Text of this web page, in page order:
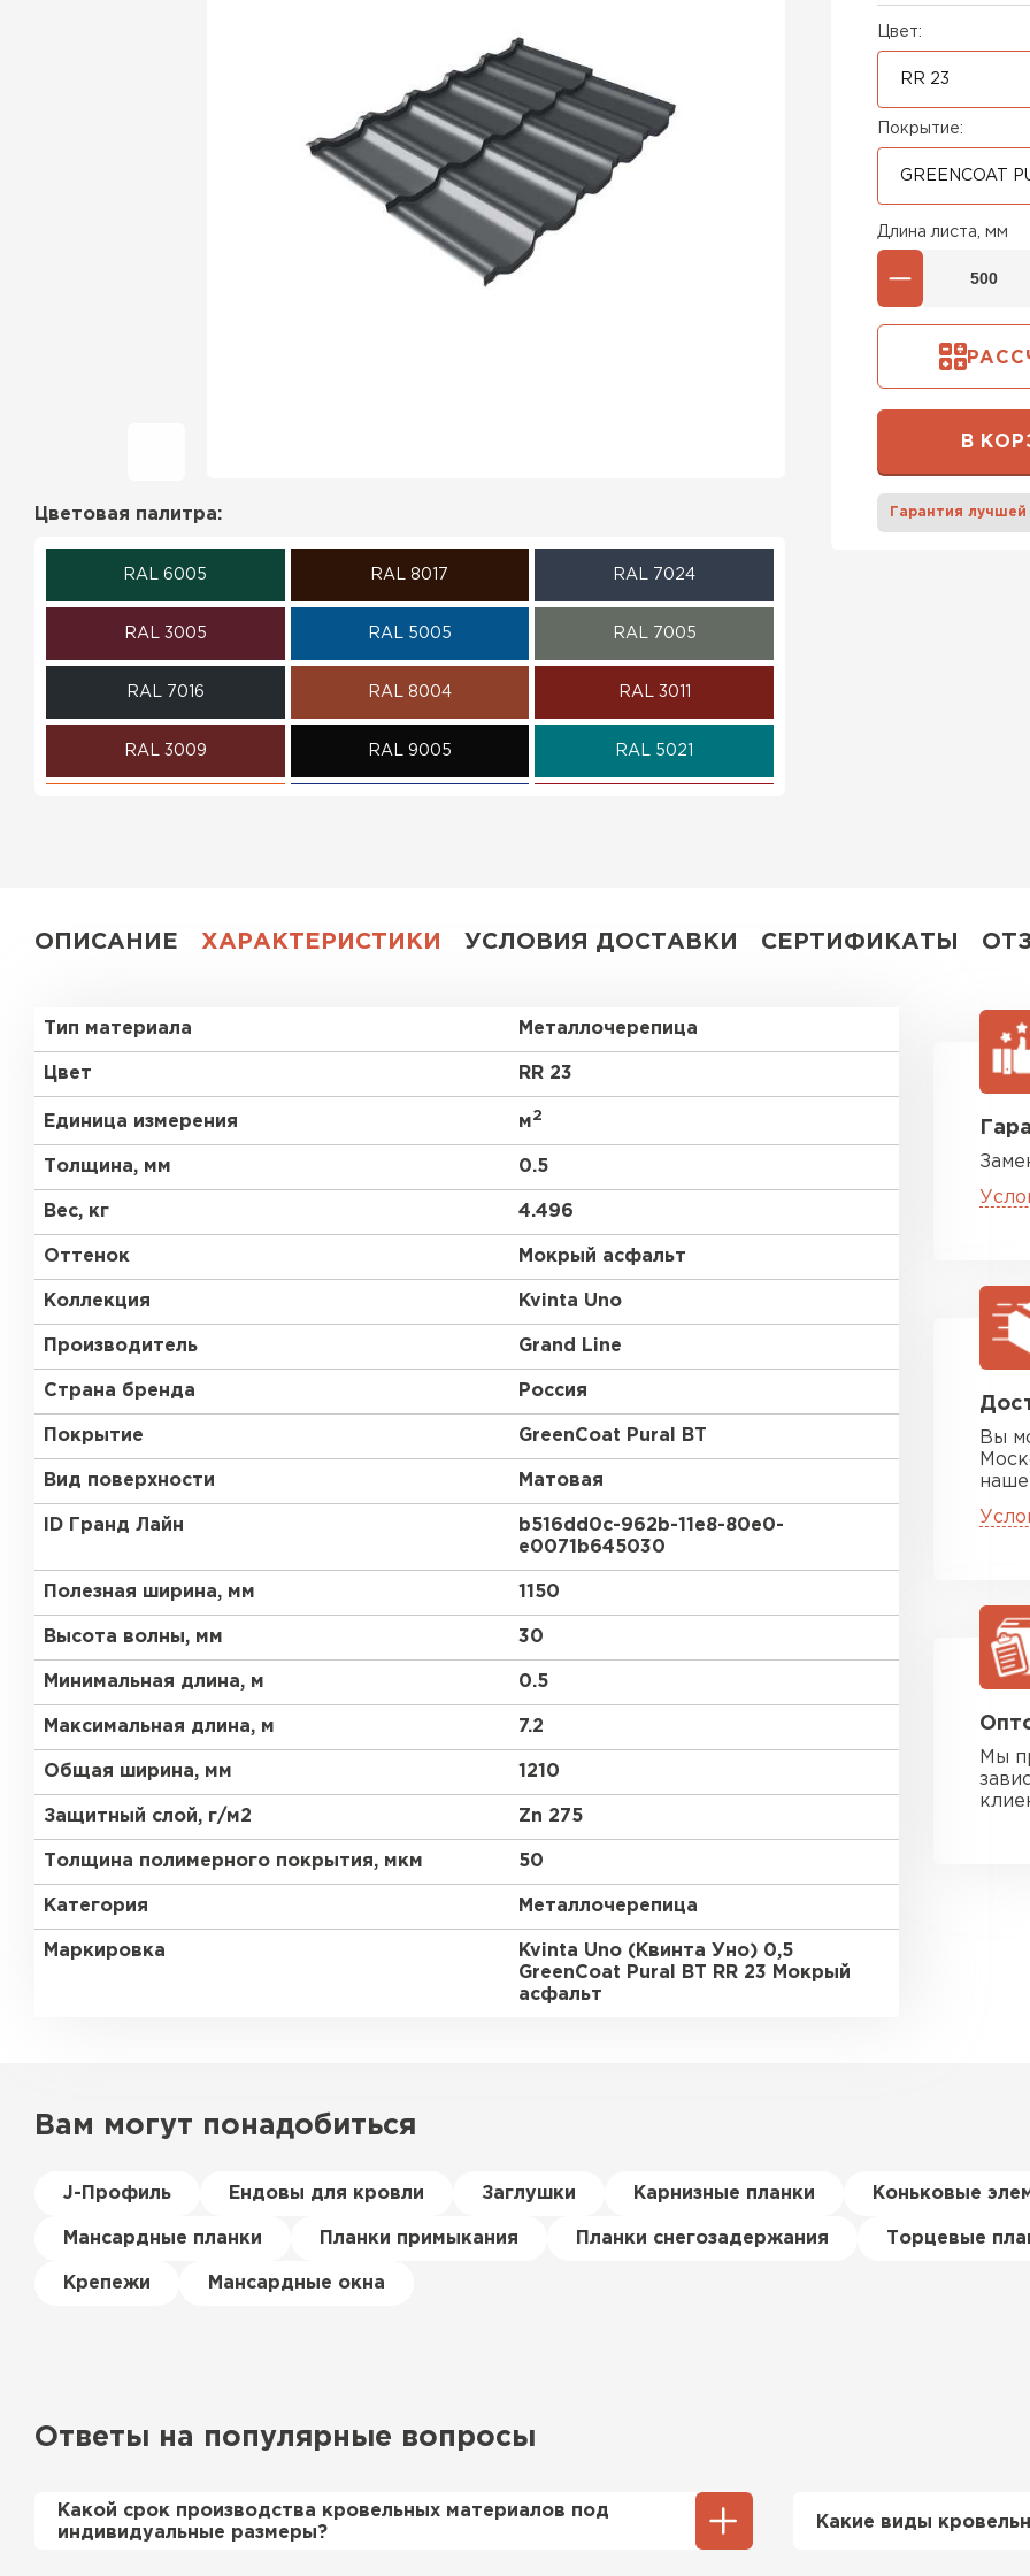
Ондулин
Гибкая черепица
Водосточная система
Цветовая палитра:
RAL 6005 RAL 8017 RAL 7024
RAL 3005 RAL 5005 RAL 7005
RAL 7016 RAL 8004 RAL 3011
RAL 3009 RAL 9005 RAL 5021
Цвет:
RR 23
Покрытие:
GREENСOAT
Длина листа, мм
В
Гарантия лучшей
ОПИСАНИЕ ХАРАКТЕРИСТИКИ УСЛОВИЯ ДОСТАВКИ СЕРТИФИКАТЫ
Тип материала Металлочерепица
Цвет RR 23
Единица измерения м2
Толщина, мм 0.5
Вес, кг 4.496
Оттенок Мокрый асфальт
Коллекция Kvinta Uno
Производитель Grand Line
Страна бренда Россия
Покрытие GreenСoat Pural BT
Вид поверхности Матовая
ID Гранд Лайн
b516dd0c-962b-11e8-80e0-
e0071b645030
Полезная ширина, мм 1150
Высота волны, мм 30
Минимальная длина, м 0.5
Максимальная длина, м 7.2
Общая ширина, мм 1210
Защитный слой, г/м2 Zn 275
Толщина полимерного покрытия, мкм 50
Категория Металлочерепица
Маркировка
Kvinta Uno (Квинта Уно) 0,5
GreenСoat Pural BT RR 23 Мокрый
асфальт
Вы
Мы
Вам могут понадобиться
J-Профиль Ендовы для кровли Заглушки Карнизные планки Коньковые
Мансардные планки Планки примыкания Планки снегозадержания Торцевые
Крепежи Мансардные окна
Ответы на популярные вопросы
Какой срок производства кровельных материалов под
индивидуальные размеры?
Какие виды
Профилированный лист